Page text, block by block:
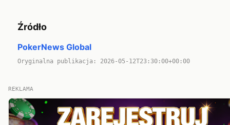
Źródło
PokerNews Global
Oryginalna publikacja: 2026-05-12T23:30:00+00:00
REKLAMA